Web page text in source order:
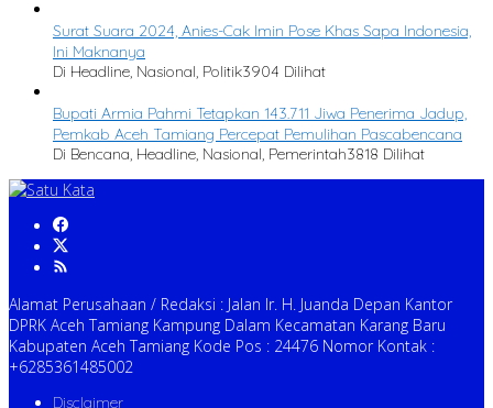
Surat Suara 2024, Anies-Cak Imin Pose Khas Sapa Indonesia,
Ini Maknanya
Di Headline, Nasional, Politik3904 Dilihat
Bupati Armia Pahmi Tetapkan 143.711 Jiwa Penerima Jadup,
Pemkab Aceh Tamiang Percepat Pemulihan Pascabencana
Di Bencana, Headline, Nasional, Pemerintah3818 Dilihat
Alamat Perusahaan / Redaksi : Jalan Ir. H. Juanda Depan Kantor
DPRK Aceh Tamiang Kampung Dalam Kecamatan Karang Baru
Kabupaten Aceh Tamiang Kode Pos : 24476 Nomor Kontak :
+6285361485002
Disclaimer